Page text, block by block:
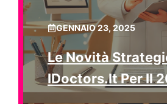
GENNAIO 23, 2025
Le Novità
IDoctors.it Per Il